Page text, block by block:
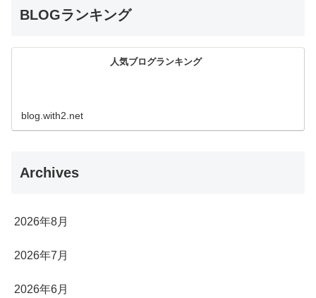
BLOGランキング
人気ブログランキング
blog.with2.net
Archives
2026年8月
2026年7月
2026年6月